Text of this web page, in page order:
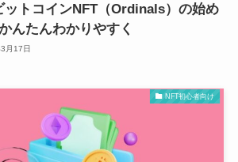
ットコインNFT（Ordinals）の始め
んたんわかりやすく
月17日
NFT初心者向け